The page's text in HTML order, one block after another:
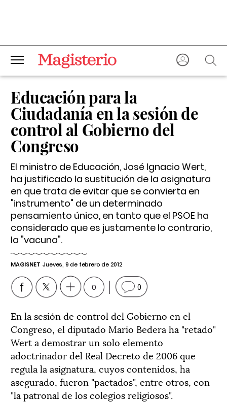
Educación para la
Ciudadanía en la sesión de
control al Gobierno del
Congreso
El ministro de Educación, José Ignacio Wert,
ha justificado la sustitución de la asignatura
en que trata de evitar que se convierta en
"instrumento" de un determinado
pensamiento único, en tanto que el PSOE ha
considerado que es justamente lo contrario,
la "vacuna".
MAGISNET Jueves, 9 de febrero de 2012
0 0
En la sesión de control del Gobierno en el
Congreso, el diputado Mario Bedera ha "retado"
Wert a demostrar un solo elemento
adoctrinador del Real Decreto de 2006 que
regula la asignatura, cuyos contenidos, ha
asegurado, fueron "pactados", entre otros, con
"la patronal de los colegios religiosos".